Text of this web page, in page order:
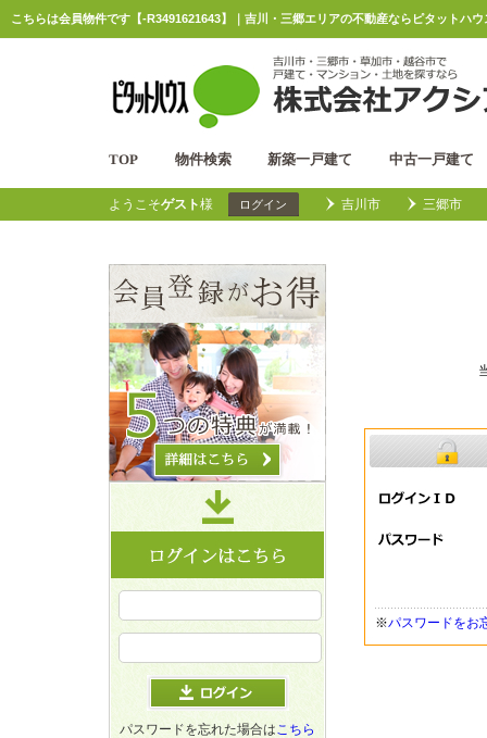
こちらは会員物件です【-R3491621643】｜吉川・三郷エリアの不動産ならピタットハ
TOP 物件検索 新築一戸建て 中古一戸建て
ようこそゲスト様 ログイン 吉川市 三郷市
※パスワードをお
パスワードを忘れた場合はこちら